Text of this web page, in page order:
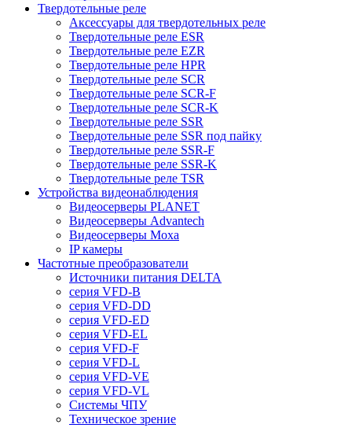
Твердотельные реле
Аксессуары для твердотельных реле
Твердотельные реле ESR
Твердотельные реле EZR
Твердотельные реле HPR
Твердотельные реле SCR
Твердотельные реле SCR-F
Твердотельные реле SCR-K
Твердотельные реле SSR
Твердотельные реле SSR под пайку
Твердотельные реле SSR-F
Твердотельные реле SSR-K
Твердотельные реле TSR
Устройства видеонаблюдения
Видеосерверы PLANET
Видеосерверы Advantech
Видеосерверы Moxa
IP камеры
Частотные преобразователи
Источники питания DELTA
серия VFD-B
серия VFD-DD
серия VFD-ED
серия VFD-EL
серия VFD-F
серия VFD-L
серия VFD-VE
серия VFD-VL
Системы ЧПУ
Техническое зрение